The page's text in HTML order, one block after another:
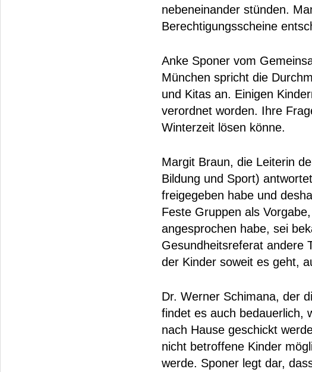
nebeneinander stünden.
Berechtigungsscheine
Anke Sponer vom
München spricht die
und Kitas an. Einigen
verordnet worden. Ihre
Winterzeit lösen könne.
Margit Braun, die Leiterin
Bildung und Sport)
freigegeben habe und
Feste Gruppen als
angesprochen habe, sei
Gesundheitsreferat andere
der Kinder soweit es geht,
Dr. Werner Schimana, der
findet es auch bedauerlich,
nach Hause geschickt
nicht betroffene Kinder
werde. Sponer legt dar,